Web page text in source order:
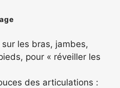
les bras, jambes,
pour « réveiller les
des articulations :